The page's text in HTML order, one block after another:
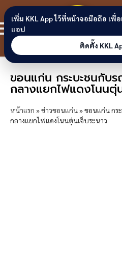
Skip to content
ขอนแก่น กระบะชนกับ
กลางแยกไฟแดงโนนตุ่
หน้าแรก »ข่าวขอนแก่น»ขอนแก่น กร
กลางแยกไฟแดงโนนตุ่นเจ็บระนาว
เพิ่ม KKL App ไว้ที่หน้าจอมือถือ เพื่
แอป
ติดตั้ง KKL